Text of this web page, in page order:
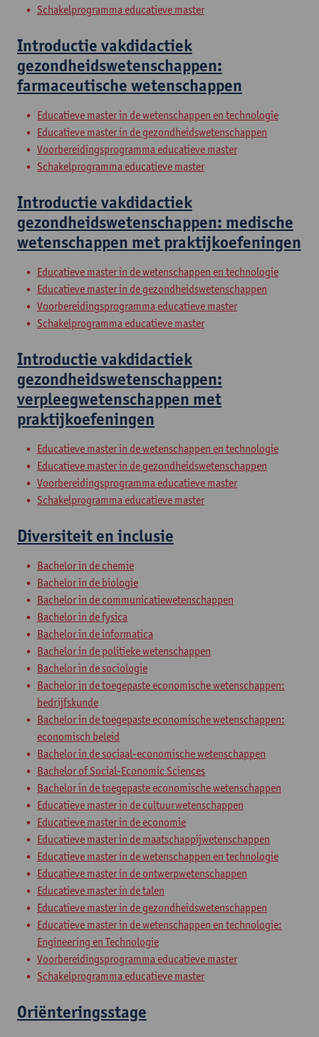
Schakelprogramma educatieve master
Introductie vakdidactiek
gezondheidswetenschappen:
farmaceutische wetenschappen
Educatieve master in de wetenschappen en technologie
Educatieve master in de gezondheidswetenschappen
Voorbereidingsprogramma educatieve master
Schakelprogramma educatieve master
Introductie vakdidactiek
gezondheidswetenschappen: medische
wetenschappen met praktijkoefeningen
Educatieve master in de wetenschappen en technologie
Educatieve master in de gezondheidswetenschappen
Voorbereidingsprogramma educatieve master
Schakelprogramma educatieve master
Introductie vakdidactiek
gezondheidswetenschappen:
verpleegwetenschappen met
praktijkoefeningen
Educatieve master in de wetenschappen en technologie
Educatieve master in de gezondheidswetenschappen
Voorbereidingsprogramma educatieve master
Schakelprogramma educatieve master
Diversiteit en inclusie
Bachelor in de chemie
Bachelor in de biologie
Bachelor in de communicatiewetenschappen
Bachelor in de fysica
Bachelor in de informatica
Bachelor in de politieke wetenschappen
Bachelor in de sociologie
Bachelor in de toegepaste economische wetenschappen:
bedrijfskunde
Bachelor in de toegepaste economische wetenschappen:
economisch beleid
Bachelor in de sociaal-economische wetenschappen
Bachelor of Social-Economic Sciences
Bachelor in de toegepaste economische wetenschappen
Educatieve master in de cultuurwetenschappen
Educatieve master in de economie
Educatieve master in de maatschappijwetenschappen
Educatieve master in de wetenschappen en technologie
Educatieve master in de ontwerpwetenschappen
Educatieve master in de talen
Educatieve master in de gezondheidswetenschappen
Educatieve master in de wetenschappen en technologie:
Engineering en Technologie
Voorbereidingsprogramma educatieve master
Schakelprogramma educatieve master
Oriënteringsstage